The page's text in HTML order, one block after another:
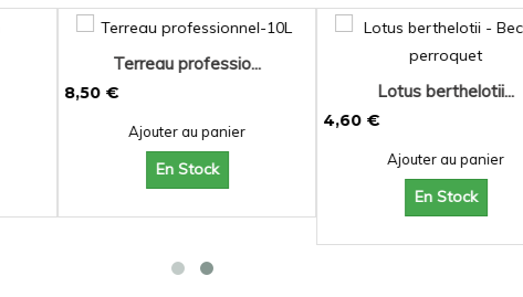
Ajouter au panier
Delosperma cooper...
4,90 €
Ajouter au panier
En Stock